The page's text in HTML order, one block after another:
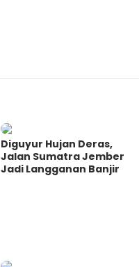
Diguyur Hujan Deras,
Jalan Sumatra Jember
Jadi Langganan Banjir